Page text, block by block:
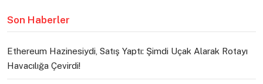
Son Haberler
Ethereum Hazinesiydi, Satış Yaptı: Şimdi Uçak Alarak Rotayı
Havacılığa Çevirdi!